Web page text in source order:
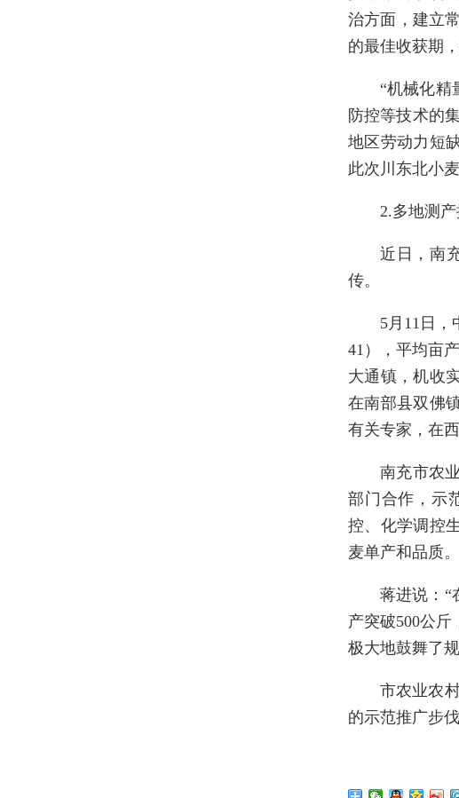
治方面，建立
的最佳收获期
“机械化精
防控等技术的
地区劳动力短
此次川东北小
2.多地测
近日，南
传。
5月11日
41），平均亩
大通镇，机收
在南部县双佛
有关专家，在
南充市农
部门合作，示
控、化学调控
麦单产和品质。
蒋进说：“
产突破500公
极大地鼓舞了
市农业农
的示范推广步